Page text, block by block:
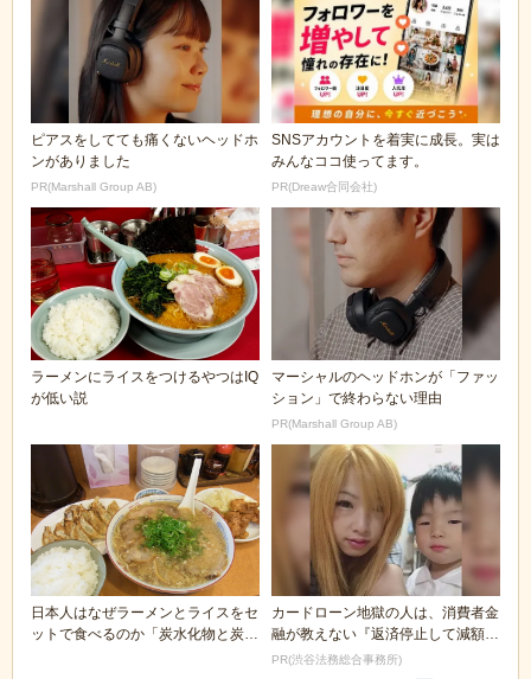
ピアスをしてても痛くないヘッドホ
ンがありました
PR(Marshall Group AB)
SNSアカウントを着実に成長。実は
みんなココ使ってます。
PR(Dreaw合同会社)
ラーメンにライスをつけるやつはIQ
が低い説
マーシャルのヘッドホンが「ファッ
ション」で終わらない理由
PR(Marshall Group AB)
日本人はなぜラーメンとライスをセ
ットで食べるのか「炭水化物と炭水
カードローン地獄の人は、消費者金
融が教えない『返済停止して減額・
免除する方法』で...
PR(渋谷法務総合事務所)